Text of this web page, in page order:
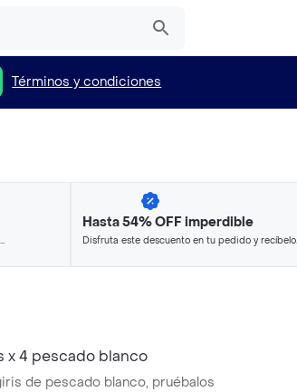
Términos y condiciones
Hasta 54% OFF imperdible
Disfruta este descuento en tu pedido y recíbelo
x 4 pescado blanco
de pescado blanco, pruébalos